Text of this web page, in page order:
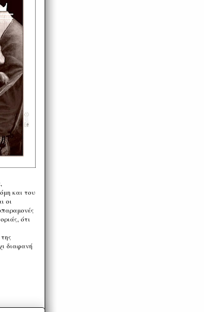
και του
οι
ότι
διαφανή